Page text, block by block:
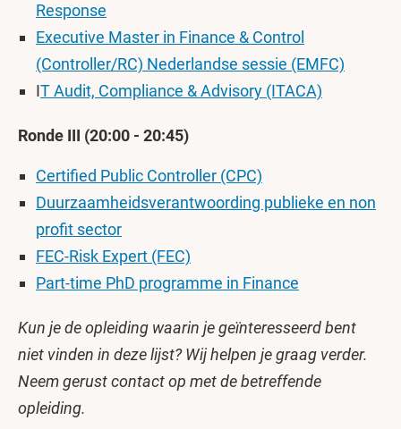
Response
Executive Master in Finance & Control
(Controller/RC) Nederlandse sessie (EMFC)
IT Audit, Compliance & Advisory (ITACA)
Ronde III (20:00 - 20:45)
Certified Public Controller (CPC)
Duurzaamheidsverantwoording publieke en non
profit sector
FEC-Risk Expert (FEC)
Part-time PhD programme in Finance
Kun je de opleiding waarin je geïnteresseerd bent
niet vinden in deze lijst? Wij helpen je graag verder.
Neem gerust contact op met de betreffende
opleiding.